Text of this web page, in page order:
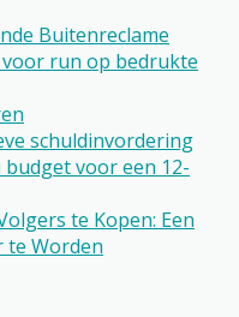
Buitenreclame
run op bedrukte
schuldinvordering
budget voor een 12-
te Kopen: Een
te Worden